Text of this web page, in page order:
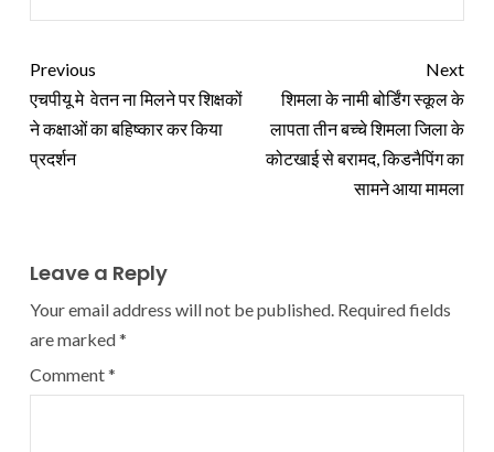
Previous
एचपीयू मे वेतन ना मिलने पर शिक्षकों
ने कक्षाओं का बहिष्कार कर किया
प्रदर्शन
Next
शिमला के नामी बोर्डिंग स्कूल के
लापता तीन बच्चे शिमला जिला के
कोटखाई से बरामद, किडनैपिंग का
सामने आया मामला
Leave a Reply
Your email address will not be published. Required fields
are marked*
Comment*